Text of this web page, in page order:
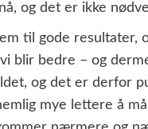
og det er ikke
til gode resultater,
blir bedre – og
og det er derfor
mye lettere å